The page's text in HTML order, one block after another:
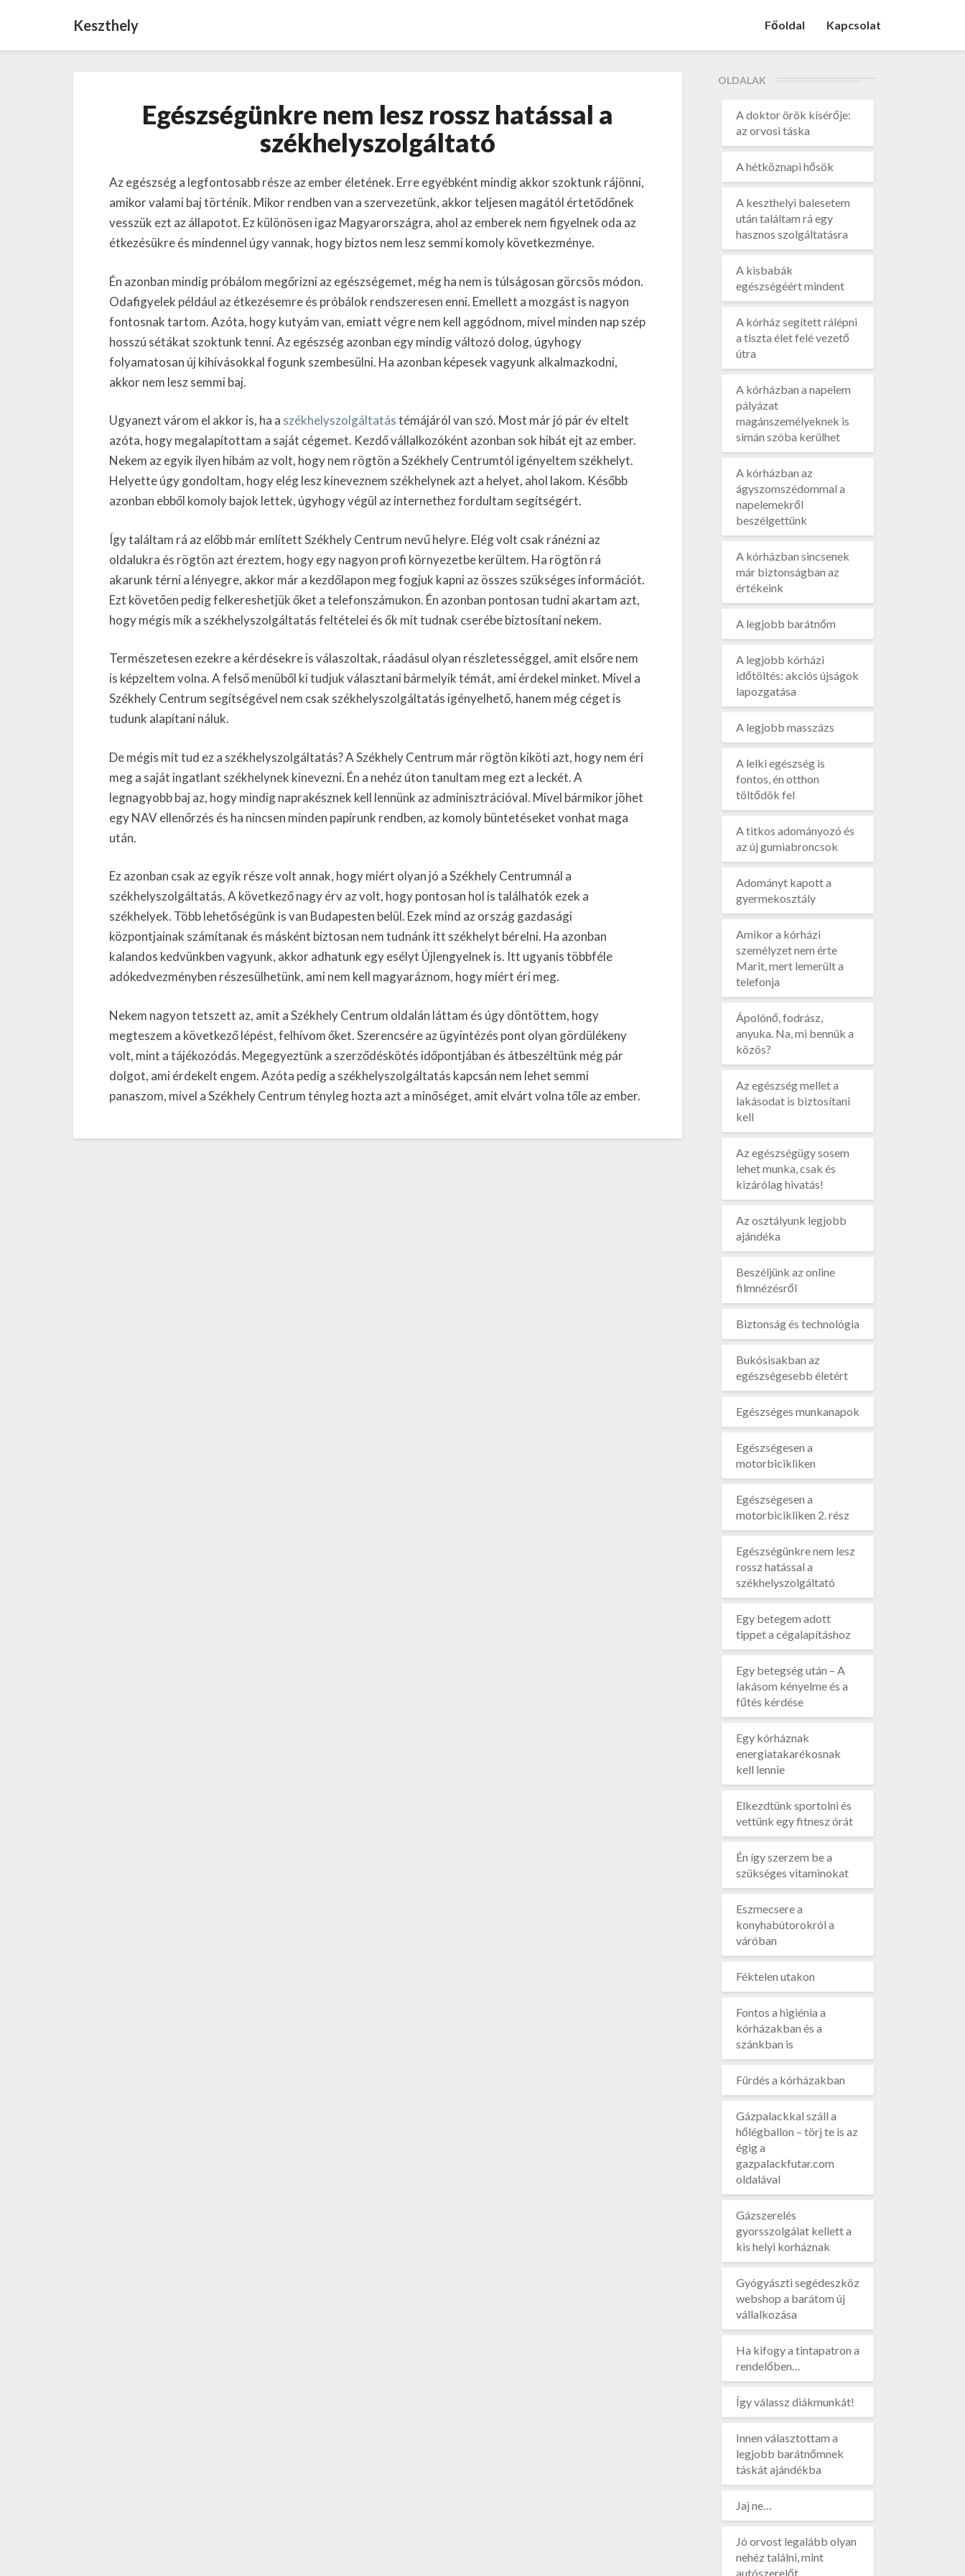
Keszthely Főoldal Kapcsolat
nem
rossz
a
székhelyszolgáltató
Egészségünkre nem lesz rossz hatással a
székhelyszolgáltató
Az egészség a legfontosabb része az ember életének. Erre egyébként mindig akkor szoktunk rájönni,
amikor valami baj történik. Mikor rendben van a szervezetünk, akkor teljesen magától értetődőnek
vesszük ezt az állapotot. Ez különösen igaz Magyarországra, ahol az emberek nem figyelnek oda az
étkezésükre és mindennel úgy vannak, hogy biztos nem lesz semmi komoly következménye.
Én azonban mindig próbálom megőrizni az egészségemet, még ha nem is túlságosan görcsös módon.
Odafigyelek például az étkezésemre és próbálok rendszeresen enni. Emellett a mozgást is nagyon
fontosnak tartom. Azóta, hogy kutyám van, emiatt végre nem kell aggódnom, mivel minden nap szép
hosszú sétákat szoktunk tenni. Az egészség azonban egy mindig változó dolog, úgyhogy
folyamatosan új kihívásokkal fogunk szembesülni. Ha azonban képesek vagyunk alkalmazkodni,
akkor nem lesz semmi baj.
Ugyanezt várom el akkor is, ha a székhelyszolgáltatástémájáról van szó. Most már jó pár év eltelt
azóta, hogy megalapítottam a saját cégemet. Kezdő vállalkozóként azonban sok hibát ejt az ember.
Nekem az egyik ilyen hibám az volt, hogy nem rögtön a Székhely Centrumtól igényeltem székhelyt.
Helyette úgy gondoltam, hogy elég lesz kineveznem székhelynek azt a helyet, ahol lakom. Később
azonban ebből komoly bajok lettek, úgyhogy végül az internethez fordultam segítségért.
Így találtam rá az előbb már említett Székhely Centrum nevű helyre. Elég volt csak ránézni az
oldalukra és rögtön azt éreztem, hogy egy nagyon profi környezetbe kerültem. Ha rögtön rá
akarunk térni a lényegre, akkor már a kezdőlapon meg fogjuk kapni az összes szükséges információt.
Ezt követően pedig felkereshetjük őket a telefonszámukon. Én azonban pontosan tudni akartam azt,
hogy mégis mik a székhelyszolgáltatás feltételei és ők mit tudnak cserébe biztosítani nekem.
Természetesen ezekre a kérdésekre is válaszoltak, ráadásul olyan részletességgel, amit elsőre nem
is képzeltem volna. A felső menüből ki tudjuk választani bármelyik témát, ami érdekel minket. Mivel a
Székhely Centrum segítségével nem csak székhelyszolgáltatás igényelhető, hanem még céget is
tudunk alapítani náluk.
De mégis mit tud ez a székhelyszolgáltatás? A Székhely Centrum már rögtön kiköti azt, hogy nem éri
meg a saját ingatlant székhelynek kinevezni. Én a nehéz úton tanultam meg ezt a leckét. A
legnagyobb baj az, hogy mindig naprakésznek kell lennünk az adminisztrációval. Mivel bármikor jöhet
egy NAV ellenőrzés és ha nincsen minden papírunk rendben, az komoly büntetéseket vonhat maga
után.
Ez azonban csak az egyik része volt annak, hogy miért olyan jó a Székhely Centrumnál a
székhelyszolgáltatás. A következő nagy érv az volt, hogy pontosan hol is találhatók ezek a
székhelyek. Több lehetőségünk is van Budapesten belül. Ezek mind az ország gazdasági
központjainak számítanak és másként biztosan nem tudnánk itt székhelyt bérelni. Ha azonban
kalandos kedvünkben vagyunk, akkor adhatunk egy esélyt Újlengyelnek is. Itt ugyanis többféle
adókedvezményben részesülhetünk, ami nem kell magyaráznom, hogy miért éri meg.
Nekem nagyon tetszett az, amit a Székhely Centrum oldalán láttam és úgy döntöttem, hogy
megteszem a következő lépést, felhívom őket. Szerencsére az ügyintézés pont olyan gördülékeny
volt, mint a tájékozódás. Megegyeztünk a szerződéskötés időpontjában és átbeszéltünk még pár
dolgot, ami érdekelt engem. Azóta pedig a székhelyszolgáltatás kapcsán nem lehet semmi
panaszom, mivel a Székhely Centrum tényleg hozta azt a minőséget, amit elvárt volna tőle az ember.
OLDALAK
A doktor örök kísérője:
az orvosi táska
A hétköznapi hősök
A keszthelyi balesetem
után találtam rá egy
hasznos szolgáltatásra
A kisbabák
egészségéért mindent
A kórház segített rálépni
a tiszta élet felé vezető
útra
A kórházban a napelem
pályázat
magánszemélyeknek is
simán szóba kerülhet
A kórházban az
ágyszomszédommal a
napelemekről
beszélgettünk
A kórházban sincsenek
már biztonságban az
értékeink
A legjobb barátnőm
A legjobb kórházi
időtöltés: akciós újságok
lapozgatása
A legjobb masszázs
A lelki egészség is
fontos, én otthon
töltődök fel
A titkos adományozó és
az új gumiabroncsok
Adományt kapott a
gyermekosztály
Amikor a kórházi
személyzet nem érte
Marit, mert lemerült a
telefonja
Ápolónő, fodrász,
anyuka. Na, mi bennük a
közös?
Az egészség mellet a
lakásodat is biztosítani
kell
Az egészségügy sosem
lehet munka, csak és
kizárólag hivatás!
Az osztályunk legjobb
ajándéka
Beszéljünk az online
filmnézésről
Biztonság és technológia
Bukósisakban az
egészségesebb életért
Egészséges munkanapok
Egészségesen a
motorbicikliken
Egészségesen a
motorbicikliken 2. rész
Egészségünkre nem lesz
rossz hatással a
székhelyszolgáltató
Egy betegem adott
tippet a cégalapításhoz
Egy betegség után – A
lakásom kényelme és a
fűtés kérdése
Egy kórháznak
energiatakarékosnak
kell lennie
Elkezdtünk sportolni és
vettünk egy fitnesz órát
Én így szerzem be a
szükséges vitaminokat
Eszmecsere a
konyhabútorokról a
váróban
Féktelen utakon
Fontos a higiénia a
kórházakban és a
szánkban is
Fürdés a kórházakban
Gázpalackkal száll a
hőlégballon – törj te is az
égig a
gazpalackfutar.com
oldalával
Gázszerelés
gyorsszolgálat kellett a
kis helyi korháznak
Gyógyászti segédeszköz
webshop a barátom új
vállalkozása
Ha kifogy a tintapatron a
rendelőben…
Így válassz diákmunkát!
Innen választottam a
legjobb barátnőmnek
táskát ajándékba
Jaj ne…
Jó orvost legalább olyan
nehéz találni, mint
autószerelőt